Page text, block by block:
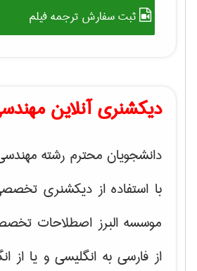
ثبت سفارش ترجمه فیلم
دیکشنری آنلاین
دانشجویان محترم رشته
با استفاده از دیکشنری
موسسه البرز اصطلاحات
از فارسی به انگلیسی و یا از